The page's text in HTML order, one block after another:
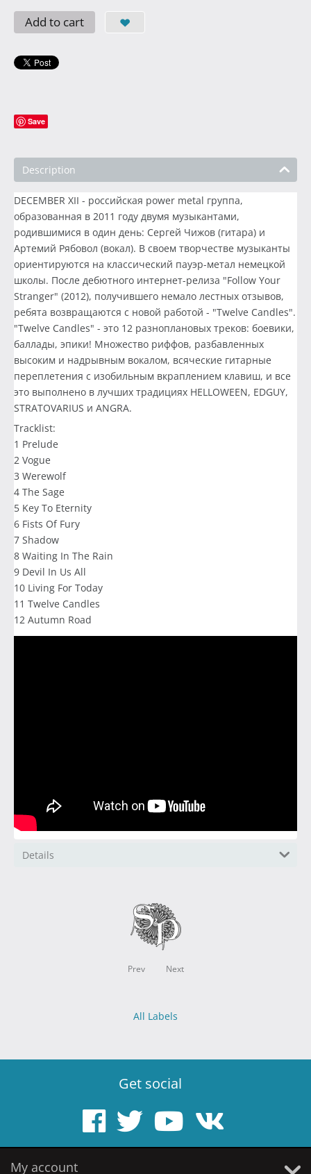
Add to cart
Save
Description
DECEMBER XII - российская power metal группа,
образованная в 2011 году двумя музыкантами,
родившимися в один день: Сергей Чижов (гитара) и
Артемий Рябовол (вокал). В своем творчестве музыканты
ориентируются на классический пауэр-метал немецкой
школы. После дебютного интернет-релиза "Follow Your
Stranger" (2012), получившего немало лестных отзывов,
ребята возвращаются с новой работой - "Twelve Candles".
"Twelve Candles" - это 12 разноплановых треков: боевики,
баллады, эпики! Множество риффов, разбавленных
высоким и надрывным вокалом, всяческие гитарные
переплетения с изобильным вкраплением клавиш, и все
это выполнено в лучших традициях HELLOWEEN, EDGUY,
STRATOVARIUS и ANGRA.
Tracklist:
1 Prelude
2 Vogue
3 Werewolf
4 The Sage
5 Key To Eternity
6 Fists Of Fury
7 Shadow
8 Waiting In The Rain
9 Devil In Us All
10 Living For Today
11 Twelve Candles
12 Autumn Road
Details
Prev Next
All Labels
Get social
My account